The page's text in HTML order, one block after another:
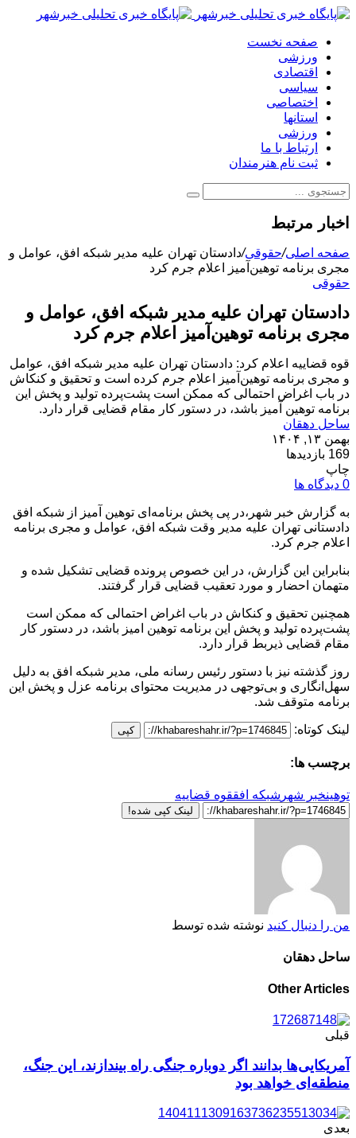
صفحه نخست
ورزشی
اقتصادی
سیاسی
اختصاصی
استانها
ورزشی
ارتباط با ما
ثبت نام هنرمندان
اخبار مرتبط
صفحه اصلی/حقوقی/دادستان تهران علیه مدیر شبکه افق، عوامل و
مجری برنامه توهین‌آمیز اعلام جرم کرد
حقوقی
دادستان تهران علیه مدیر شبکه افق، عوامل و
مجری برنامه توهین‌آمیز اعلام جرم کرد
قوه قضاییه اعلام کرد:‌ دادستان تهران علیه مدیر شبکه افق، عوامل
و مجری برنامه توهین‌آمیز اعلام جرم کرده است و تحقیق و کنکاش
در باب اغراض احتمالی که ممکن است پشت‌پرده تولید و پخش این
برنامه توهین آمیز باشد، در دستور کار مقام قضایی قرار دارد.
ساحل دهقان
بهمن ۱۳, ۱۴۰۴
169 بازدیدها
چاپ
0 دیدگاه ها
به گزارش خبر شهر،در پی پخش برنامه‌ای توهین آمیز از شبکه افق
دادستانی تهران علیه مدیر وقت شبکه افق، عوامل و مجری برنامه
اعلام جرم کرد.
بنابراین این گزارش، در این خصوص پرونده قضایی تشکیل شده و
متهمان احضار و مورد تعقیب قضایی قرار گرفتند.
همچنین تحقیق و کنکاش در باب اغراض احتمالی که ممکن است
پشت‌پرده تولید و پخش این برنامه توهین امیز باشد، در دستور کار
مقام قضایی ذیربط قرار دارد.
روز گذشته نیز با دستور رئیس رسانه ملی، مدیر شبکه افق به دلیل
سهل‌انگاری و بی‌توجهی در مدیریت محتوای برنامه عزل و پخش این
برنامه متوقف شد.
لینک کوتاه: کپی
برچسب ها:
توهینخبر شهر شبکه افققوه قضاییه
لینک کپی شده!
من را دنبال کنید نوشته شده توسط
ساحل دهقان
Other Articles
قبلی
آمریکایی‌ها بدانند اگر دوباره جنگی راه بیندازند، این جنگ،
منطقه‌ای خواهد بود
بعدی